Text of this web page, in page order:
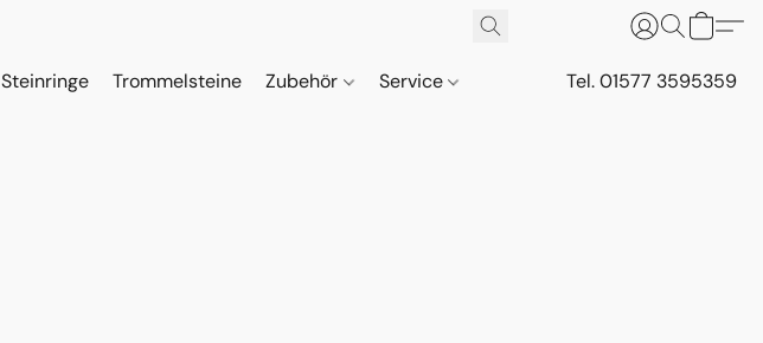
Steinringe Trommelsteine Zubehör Service Tel. 01577 3595359